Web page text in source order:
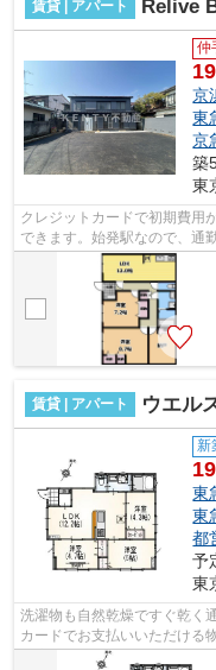
賃貸 | アパート Relive
仲
京
東
京
築
東
クレジットカードで初期費用
できます。始発駅なので、通
能な物件で目的地に応じて路
賃貸 | アパート ウエル
新
東
東
都
予
東
洗濯物も自然乾燥ですぐ乾く
カードでお支払いいただける
に応じて経路を選択できます